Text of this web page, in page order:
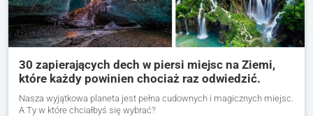
30 zapierających dech w piersi miejsc na Ziemi,
które każdy powinien chociaż raz odwiedzić.
Nasza wyjątkowa planeta jest pełna cudownych i magicznych miejsc.
A Ty w które chciałbyś się wybrać?